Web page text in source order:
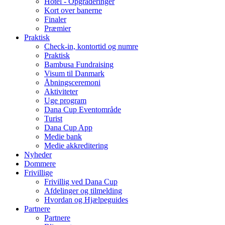
Kort over banerne
Finaler
Præmier
Praktisk
Check-in, kontortid og numre
Praktisk
Bambusa Fundraising
Visum til Danmark
Åbningsceremoni
Aktiviteter
Uge program
Dana Cup Eventområde
Turist
Dana Cup App
Medie bank
Medie akkreditering
Nyheder
Dommere
Frivillige
Frivillig ved Dana Cup
Afdelinger og tilmelding
Hvordan og Hjælpeguides
Partnere
Partnere